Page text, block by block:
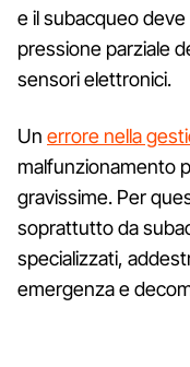
e il subacqueo
pressione parziale
sensori elettronici.
Un errore nella
malfunzionamento
gravissime. Per
soprattutto da
specializzati,
emergenza e